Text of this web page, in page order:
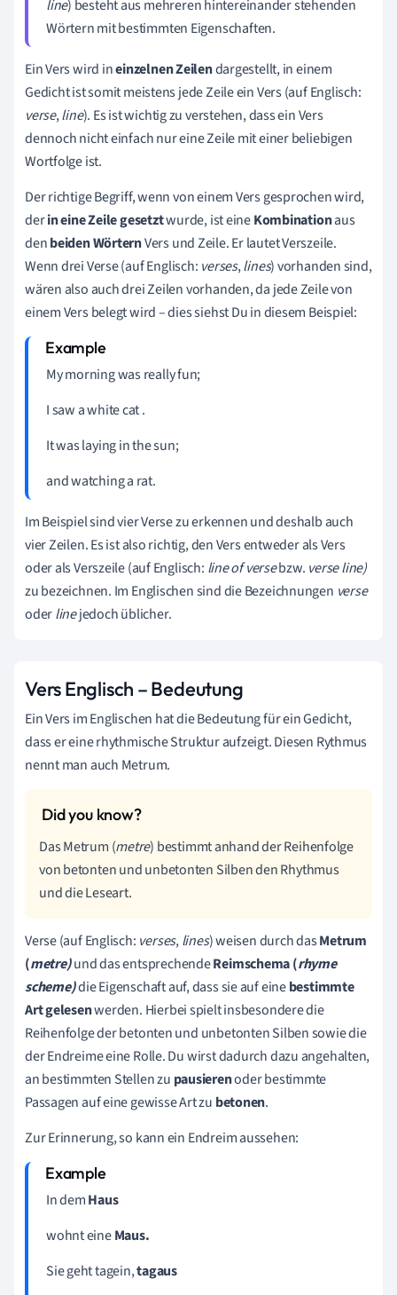
line) besteht aus mehreren hintereinander stehenden
Wörtern mit bestimmten Eigenschaften.
Ein Vers wird ineinzelnen Zeilendargestellt, in einem
Gedicht ist somit meistens jede Zeile ein Vers(auf Englisch:
verse,line). Es ist wichtig zu verstehen, dass ein Vers
dennoch nicht einfach nur eine Zeile mit einer beliebigen
Wortfolge ist.
Der richtige Begriff, wenn von einem Vers gesprochen wird,
derin eine Zeile gesetztwurde, ist eineKombinationaus
denbeiden WörternVers und Zeile. Er lautet Verszeile.
Wenn drei Verse(auf Englisch: verses,lines)vorhanden sind,
wären also auch drei Zeilen vorhanden, da jede Zeile von
einem Vers belegt wird – dies siehst Du in diesem Beispiel:
My morning was really fun;
I saw a white cat .
It was laying in the sun;
and watching a rat.
Im Beispiel sind vier Verse zu erkennen und deshalb auch
vier Zeilen. Es ist also richtig, den Vers entweder als Vers
oder als Verszeile (auf Englisch: line of versebzw. verse line)
zu bezeichnen. Im Englischen sind die Bezeichnungen verse
oderlinejedoch üblicher.
Vers Englisch – Bedeutung
Ein Vers im Englischen hat die Bedeutung für ein Gedicht,
dass er eine rhythmische Struktur aufzeigt. Diesen Rythmus
nennt man auch Metrum.
Das Metrum (metre) bestimmt anhand der Reihenfolge
von betonten und unbetonten Silben den Rhythmus
und die Leseart.
Verse(auf Englisch: verses,lines)weisen durch dasMetrum
(metre)und das entsprechendeReimschema (rhyme
scheme)die Eigenschaft auf, dass sie auf einebestimmte
Artgelesenwerden. Hierbei spielt insbesondere die
Reihenfolge der betonten und unbetonten Silben sowie die
der Endreime eine Rolle. Du wirst dadurch dazu angehalten,
an bestimmten Stellen zu pausierenoder bestimmte
Passagen auf eine gewisse Art zu betonen.
Zur Erinnerung, so kann ein Endreim aussehen:
In demHaus
wohnt eineMaus.
Sie geht tagein,tagaus